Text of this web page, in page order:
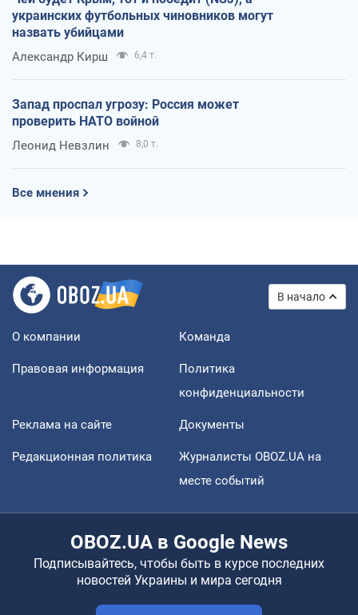
украинских футбольных чиновников могут
назвать убийцами
Александр Кирш 6,4 т.
Запад проспал угрозу: Россия может
проверить НАТО войной
Леонид Невзлин 8,0 т.
Все мнения
В начало
О компании Команда
Правовая информация
Политика
конфиденциальности
Реклама на сайте Документы
Редакционная политика
Журналисты OBOZ.UA на
месте событий
OBOZ.UA в Google News
Подписывайтесь, чтобы быть в курсе последних
новостей Украины и мира сегодня